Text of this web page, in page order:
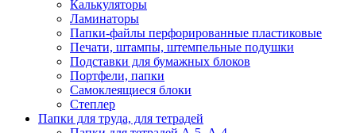
Калькуляторы
Ламинаторы
Папки-файлы перфорированные пластиковые
Печати, штампы, штемпельные подушки
Подставки для бумажных блоков
Портфели, папки
Самоклеящиеся блоки
Степлер
Папки для труда, для тетрадей